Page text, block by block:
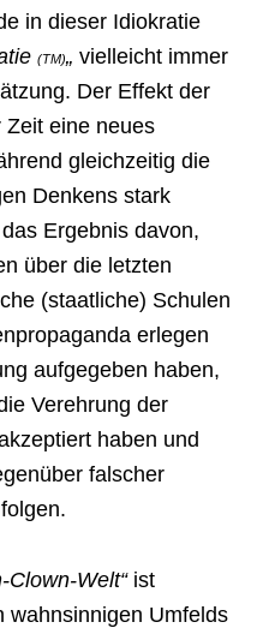
in dieser Idiokratie
(TM)„ vielleicht immer
Der Effekt der
Zeit eine neues
gleichzeitig die
Denkens stark
Ergebnis davon,
über die letzten
(staatliche) Schulen
erlegen
aufgegeben haben,
Verehrung der
haben und
falscher
Clown-Welt“ist
wahnsinnigen Umfelds